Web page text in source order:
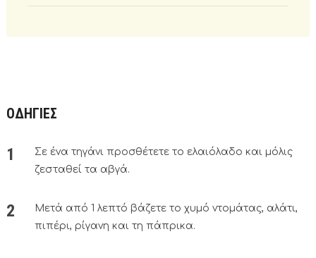
ΟΔΗΓΙΕΣ
Σε ένα τηγάνι προσθέτετε το ελαιόλαδο και μόλις
ζεσταθεί τα αβγά.
Μετά από 1 λεπτό βάζετε το χυμό ντομάτας, αλάτι,
πιπέρι, ρίγανη και τη πάπρικα.